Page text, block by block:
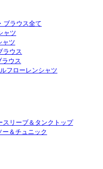
ブラウス全て
ャツ
ャツ
ラウス
ラウス
フローレンシャツ
スリーブ＆タンクトップ
ー＆チュニック